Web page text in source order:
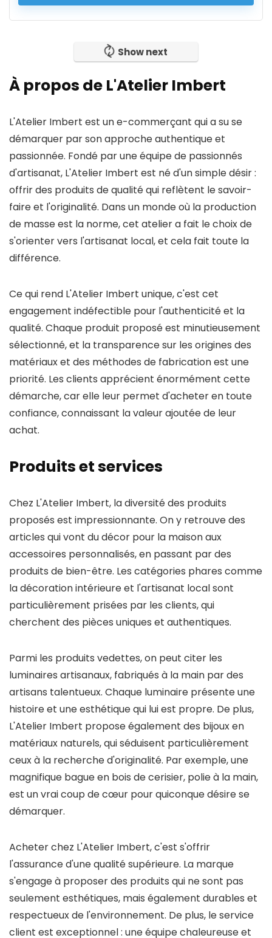
Show next
À propos de L'Atelier Imbert
L'Atelier Imbert est un e-commerçant qui a su se
démarquer par son approche authentique et
passionnée. Fondé par une équipe de passionnés
d'artisanat, L'Atelier Imbert est né d'un simple désir :
offrir des produits de qualité qui reflètent le savoir-
faire et l'originalité. Dans un monde où la production
de masse est la norme, cet atelier a fait le choix de
s'orienter vers l'artisanat local, et cela fait toute la
différence.
Ce qui rend L'Atelier Imbert unique, c'est cet
engagement indéfectible pour l'authenticité et la
qualité. Chaque produit proposé est minutieusement
sélectionné, et la transparence sur les origines des
matériaux et des méthodes de fabrication est une
priorité. Les clients apprécient énormément cette
démarche, car elle leur permet d'acheter en toute
confiance, connaissant la valeur ajoutée de leur
achat.
Produits et services
Chez L'Atelier Imbert, la diversité des produits
proposés est impressionnante. On y retrouve des
articles qui vont du décor pour la maison aux
accessoires personnalisés, en passant par des
produits de bien-être. Les catégories phares comme
la décoration intérieure et l'artisanat local sont
particulièrement prisées par les clients, qui
cherchent des pièces uniques et authentiques.
Parmi les produits vedettes, on peut citer les
luminaires artisanaux, fabriqués à la main par des
artisans talentueux. Chaque luminaire présente une
histoire et une esthétique qui lui est propre. De plus,
L'Atelier Imbert propose également des bijoux en
matériaux naturels, qui séduisent particulièrement
ceux à la recherche d'originalité. Par exemple, une
magnifique bague en bois de cerisier, polie à la main,
est un vrai coup de cœur pour quiconque désire se
démarquer.
Acheter chez L'Atelier Imbert, c'est s'offrir
l'assurance d'une qualité supérieure. La marque
s'engage à proposer des produits qui ne sont pas
seulement esthétiques, mais également durables et
respectueux de l'environnement. De plus, le service
client est exceptionnel : une équipe chaleureuse et